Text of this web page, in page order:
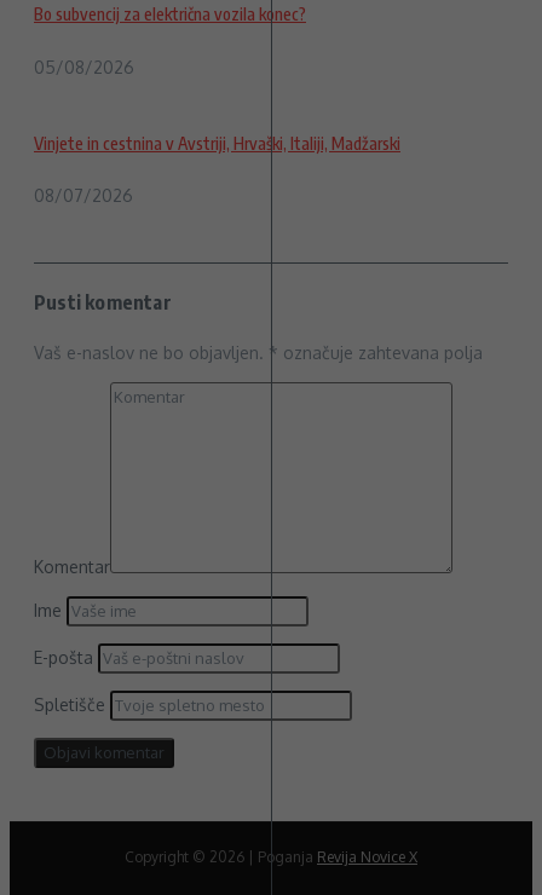
Bo subvencij za električna vozila konec?
05/08/2026
Vinjete in cestnina v Avstriji, Hrvaški, Italiji, Madžarski
08/07/2026
Pusti komentar
Vaš e-naslov ne bo objavljen. * označuje zahtevana polja
Komentar
Ime
E-pošta
Spletišče
Copyright © 2026 | Poganja Revija Novice X